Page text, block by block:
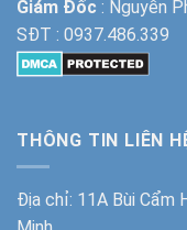
Giám Đốc : Nguyễn
SĐT : 0937.486.339
THÔNG TIN LIÊN
Địa chỉ: 11A Bùi Cẩm